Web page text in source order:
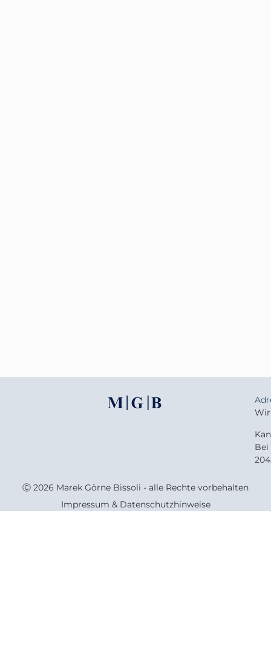
Bei
Ⓒ 2026 Marek Görne Bissoli - alle Rechte vorbehalten
Impressum & Datenschutzhinweise